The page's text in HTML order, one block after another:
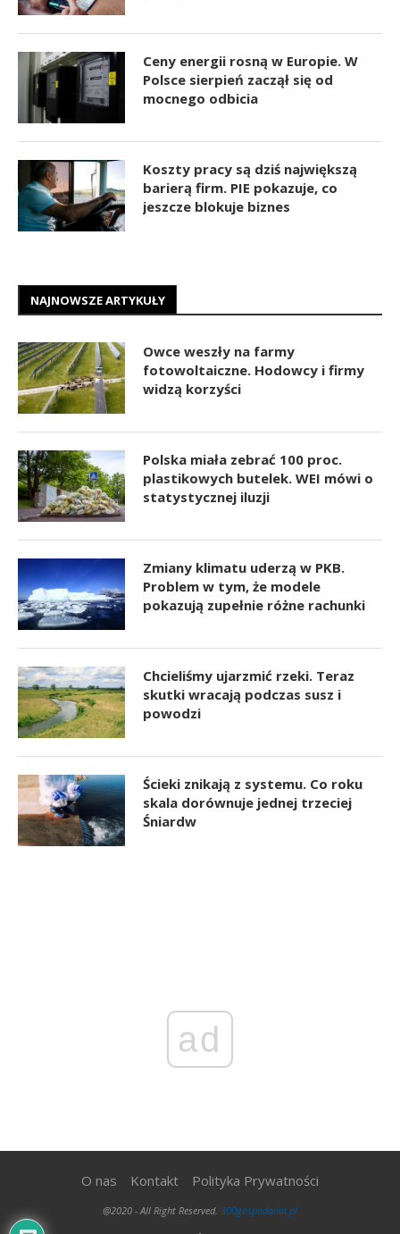
Ceny energii rosną w Europie. W
Polsce sierpień zaczął się od
mocnego odbicia
Koszty pracy są dziś największą
barierą firm. PIE pokazuje, co
jeszcze blokuje biznes
NAJNOWSZE ARTYKUŁY
Owce weszły na farmy
fotowoltaiczne. Hodowcy i firmy
widzą korzyści
Polska miała zebrać 100 proc.
plastikowych butelek. WEI mówi o
statystycznej iluzji
Zmiany klimatu uderzą w PKB.
Problem w tym, że modele
pokazują zupełnie różne rachunki
Chcieliśmy ujarzmić rzeki. Teraz
skutki wracają podczas susz i
powodzi
Ścieki znikają z systemu. Co roku
skala dorównuje jednej trzeciej
Śniardw
ad
O nas Kontakt Polityka Prywatności
@2020 - All Right Reserved. 300gospodarka.pl